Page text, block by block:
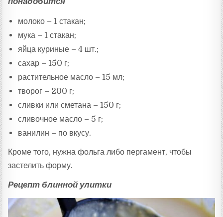
молоко – 1 стакан;
мука – 1 стакан;
яйца куриные – 4 шт.;
сахар – 150 г;
растительное масло – 15 мл;
творог – 200 г;
сливки или сметана – 150 г;
сливочное масло – 5 г;
ванилин – по вкусу.
Кроме того, нужна фольга либо пергамент, чтобы
застелить форму.
Рецепт блинной улитки